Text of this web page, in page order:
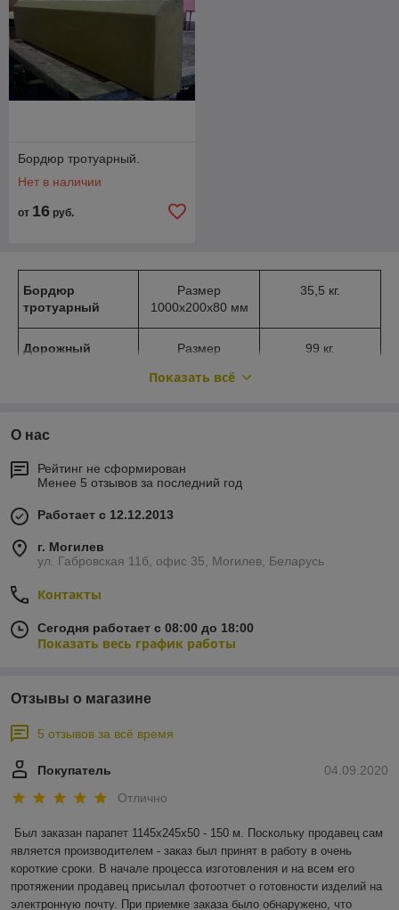
Бордюр тротуарный.
Нет в наличии
от 16 руб.
Бордюр
тротуарный
Размер
1000х200х80 мм
35,5 кг.
Дорожный
Размер
99 кг.
Показать всё
О нас
Рейтинг не сформирован
Менее 5 отзывов за последний год
Работает с 12.12.2013
г. Могилев
ул. Габровская 11б, офис 35, Могилев, Беларусь
Контакты
Сегодня работает с 08:00 до 18:00
Показать весь график работы
Отзывы о магазине
5 отзывов за всё время
04.09.2020
Покупатель
Отлично
Был заказан парапет 1145х245х50 - 150 м. Поскольку продавец сам
является производителем - заказ был принят в работу в очень
короткие сроки. В начале процесса изготовления и на всем его
протяжении продавец присылал фотоотчет о готовности изделий на
электронную почту. При приемке заказа было обнаружено, что